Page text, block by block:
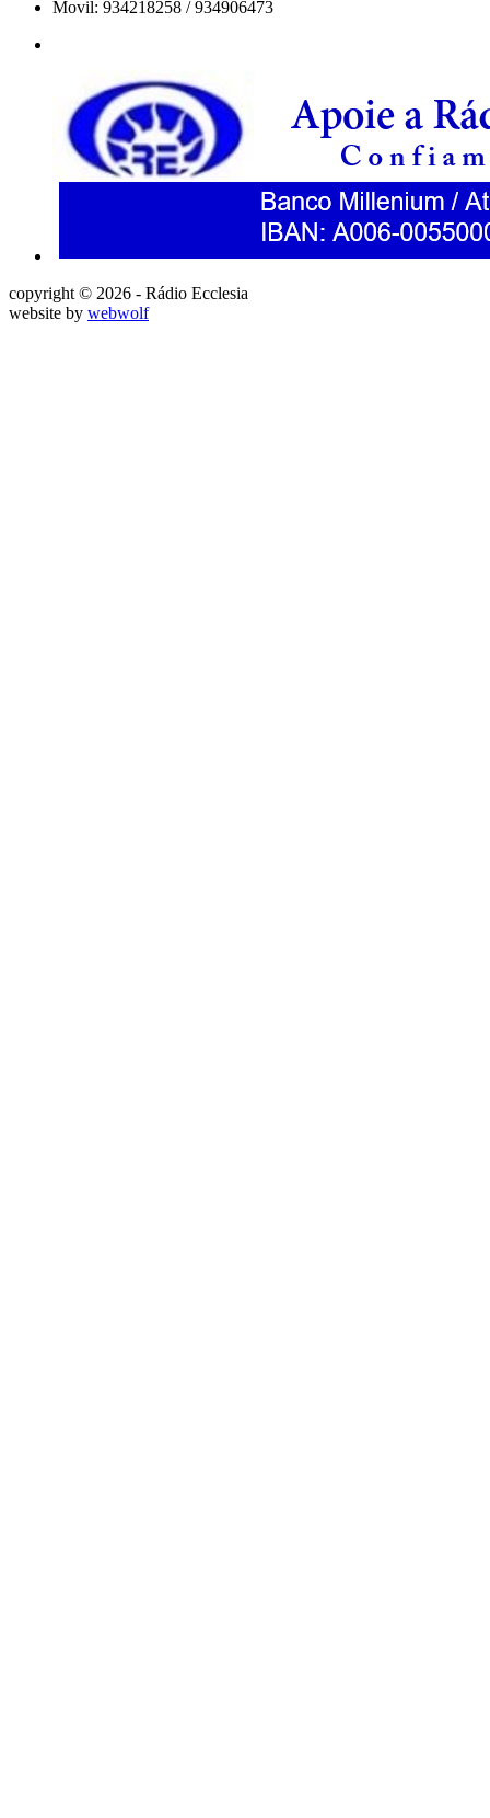
Movil: 934218258 / 934906473
copyright © 2026 - Rádio Ecclesia
website by webwolf